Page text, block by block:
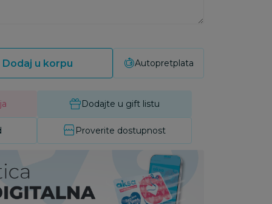
Dodaj u korpu Autopretplata
Dodajte u gift listu
Proverite dostupnost